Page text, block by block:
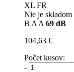
XL FR
Nie je skladom
B A A 69 dB
104,63 €
Počet kusov:
-